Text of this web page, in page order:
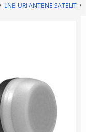
LNB-URI ANTENE SATELIT